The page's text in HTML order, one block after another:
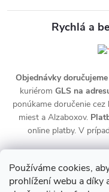
Používáme cookies,
prohlížení webu a díky
Rychlá a
Objednávky
kuriérom GLS na
ponúkame doručenie cez
miest a Alzaboxov.
online platby. V